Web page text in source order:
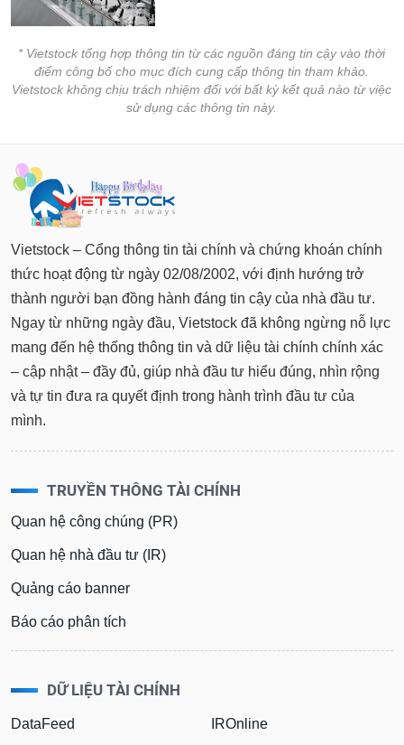
* Vietstock tổng hợp thông tin từ các nguồn đáng tin cậy vào thời
điểm công bố cho mục đích cung cấp thông tin tham khảo.
Vietstock không chịu trách nhiệm đối với bất kỳ kết quả nào từ việc
sử dụng các thông tin này.
Vietstock – Cổng thông tin tài chính và chứng khoán chính
thức hoạt động từ ngày 02/08/2002, với định hướng trở
thành người bạn đồng hành đáng tin cậy của nhà đầu tư.
Ngay từ những ngày đầu, Vietstock đã không ngừng nỗ lực
mang đến hệ thống thông tin và dữ liệu tài chính chính xác
– cập nhật – đầy đủ, giúp nhà đầu tư hiểu đúng, nhìn rộng
và tự tin đưa ra quyết định trong hành trình đầu tư của
mình.
TRUYỀN THÔNG TÀI CHÍNH
Quan hệ công chúng (PR)
Quan hệ nhà đầu tư (IR)
Quảng cáo banner
Báo cáo phân tích
DỮ LIỆU TÀI CHÍNH
DataFeed
IROnline
Công
Truyền
thông
tài
Dữ
liệu
chính